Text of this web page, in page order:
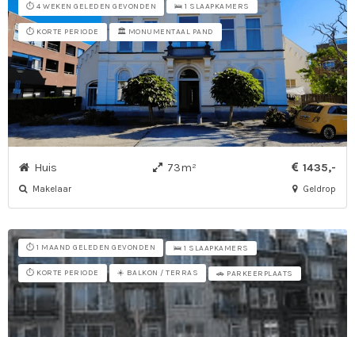
⏱️ 4 WEKEN GELEDEN GEVONDEN 🛌 1 SLAAPKAMERS
⏱️ KORTE PERIODE 🏛️ MONUMENTAAL PAND
Huis 73m² 1435,-
Makelaar Geldrop
⏱️ 1 MAAND GELEDEN GEVONDEN 🛌 1 SLAAPKAMERS
⏱️ KORTE PERIODE ☀️ BALKON / TERRAS 🚗 PARKEERPLAATS